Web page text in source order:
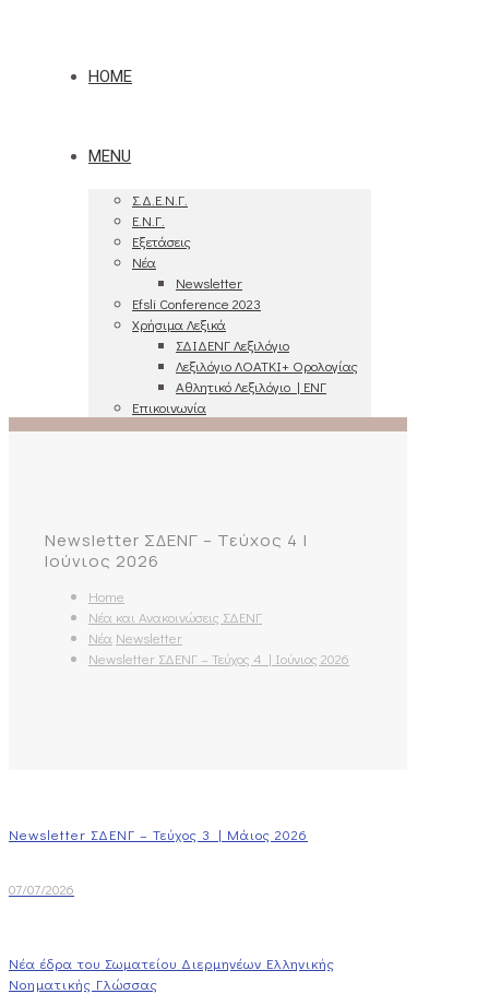
HOME
MENU
Σ.Δ.Ε.Ν.Γ.
Ε.Ν.Γ.
Εξετάσεις
Νέα
Newsletter
Efsli Conference 2023
Χρήσιμα Λεξικά
ΣΔΙΔΕΝΓ Λεξιλόγιο
Λεξιλόγιο ΛΟΑΤΚΙ+ Ορολογίας
Αθλητικό Λεξιλόγιο | ΕΝΓ
Επικοινωνία
Newsletter ΣΔΕΝΓ – Τεύχος 4 |
Ιούνιος 2026
Home
Νέα και Ανακοινώσεις ΣΔΕΝΓ
Νέα Newsletter
Newsletter ΣΔΕΝΓ – Τεύχος 4 | Ιούνιος 2026
Newsletter ΣΔΕΝΓ – Τεύχος 3 | Μάιος 2026
07/07/2026
Νέα έδρα του Σωματείου Διερμηνέων Ελληνικής
Νοηματικής Γλώσσας